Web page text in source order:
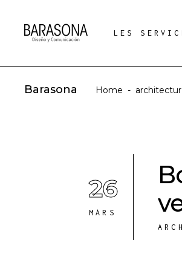
LES
Barasona Home -
26
MARS